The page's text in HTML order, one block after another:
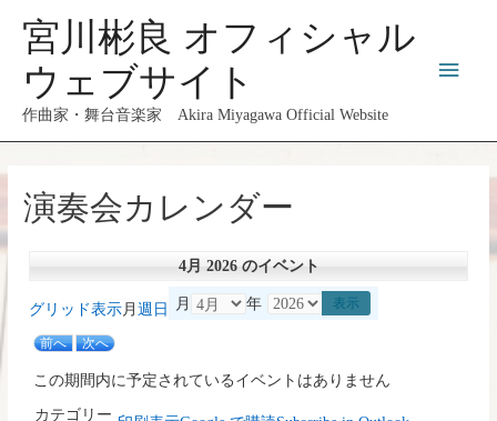
ッ
宮川彬良 オフィシャル
ウェブサイト
作曲家・舞台音楽家 Akira Miyagawa Official Website
メ
演奏会カレンダー
4月 2026 のイベント
グリッド表示 月週 日 月 年
前へ 次へ
この期間内に予定されているイベントはありません
カテゴリー